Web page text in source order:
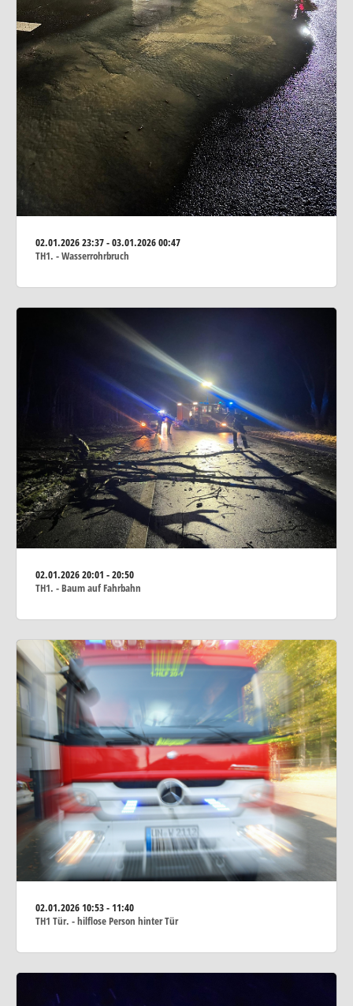
02.01.202623:37 - 03.01.2026 00:47
TH1. - Wasserrohrbruch
02.01.202620:01 - 20:50
TH1. - Baum auf Fahrbahn
02.01.202610:53 - 11:40
TH1 Tür. - hilflose Person hinter Tür